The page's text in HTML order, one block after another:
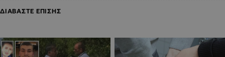
ΔΙΑΒΑΣΤΕ ΕΠΙΣΗΣ